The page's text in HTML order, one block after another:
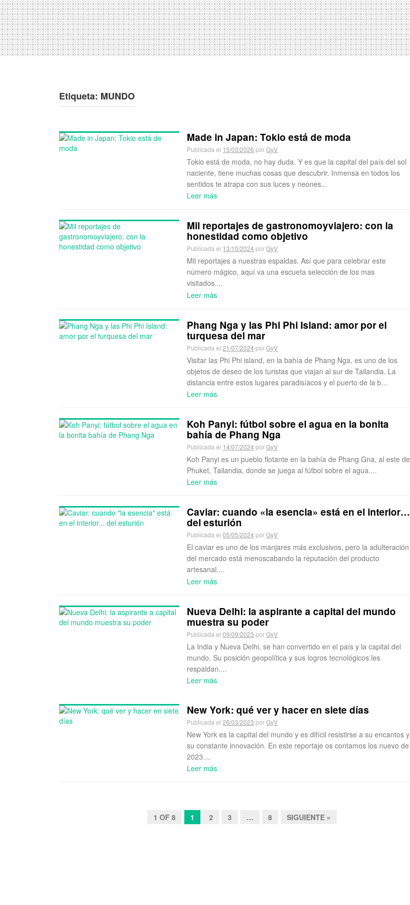
Etiqueta: MUNDO
Made in Japan: Tokio está de moda
Publicada el 15/03/2026 porGyV
Tokio está de moda, no hay duda. Y es que la capital del país del sol
naciente, tiene muchas cosas que descubrir. Inmensa en todos los
sentidos te atrapa con sus luces y neones...
Leer más
Mil reportajes de gastronomoyviajero: con la
honestidad como objetivo
Publicada el 13/10/2024 porGyV
Mil reportajes a nuestras espaldas. Así que para celebrar este
número mágico, aquí va una escueta selección de los mas
visitados....
Leer más
Phang Nga y las Phi Phi Island: amor por el
turquesa del mar
Publicada el21/07/2024 porGyV
Visitar las Phi Phi island, en la bahía de Phang Nga, es uno de los
objetos de deseo de los turistas que viajan al sur de Tailandia. La
distancia entre estos lugares paradisíacos y el puerto de la b...
Leer más
Koh Panyi: fútbol sobre el agua en la bonita
bahía de Phang Nga
Publicada el 14/07/2024 porGyV
Koh Panyi es un pueblo flotante en la bahía de Phang Gna, al este de
Phuket, Tailandia, donde se juega al fútbol sobre el agua....
Leer más
Caviar: cuando «la esencia» está en el interior…
del esturión
Publicada el05/05/2024 porGyV
El caviar es uno de los manjares más exclusivos, pero la adulteración
del mercado está menoscabando la reputación del producto
artesanal....
Leer más
Nueva Delhi: la aspirante a capital del mundo
muestra su poder
Publicada el09/09/2023 porGyV
La India y Nueva Delhi, se han convertido en el país y la capital del
mundo. Su posición geopolítica y sus logros tecnológicos les
respaldan....
Leer más
New York: qué ver y hacer en siete días
Publicada el26/03/2023 porGyV
New York es la capital del mundo y es difícil resistirse a su encantos y
su constante innovación. En este reportaje os contamos los nuevo de
2023....
Leer más
1 OF 8 1 2 3 … 8 SIGUIENTE »